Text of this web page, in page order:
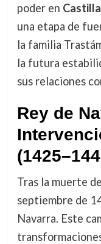
poder en Castilla
una etapa de
la familia
la futura
sus relaciones
Rey de
Tras la muerte de
septiembre de
Navarra. Este